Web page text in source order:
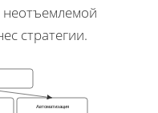
неотъемлемой
стратегии.
Автоматизация